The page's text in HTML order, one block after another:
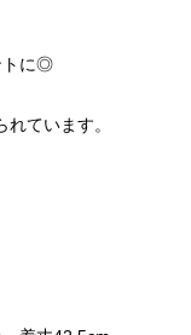
トに◎
ています。